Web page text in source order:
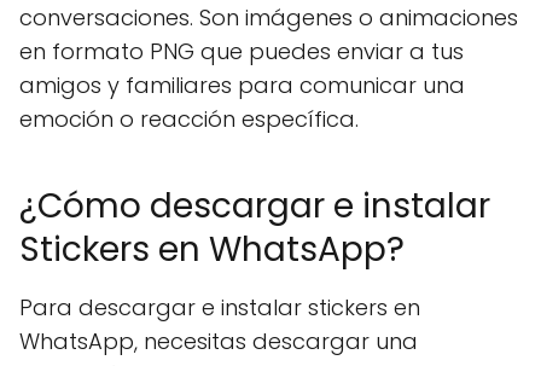
conversaciones. Son imágenes o animaciones
en formato PNG que puedes enviar a tus
amigos y familiares para comunicar una
emoción o reacción específica.
¿Cómo descargar e instalar
Stickers en WhatsApp?
Para descargar e instalar stickers en
WhatsApp, necesitas descargar una